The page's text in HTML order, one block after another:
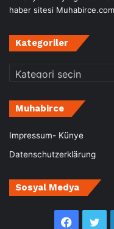
haber sitesi Muhabirce.com
Kategoriler
Kategoriler
Muhabirce
Impressum- Künye
Datenschutzerklärung
Sosyal Medya